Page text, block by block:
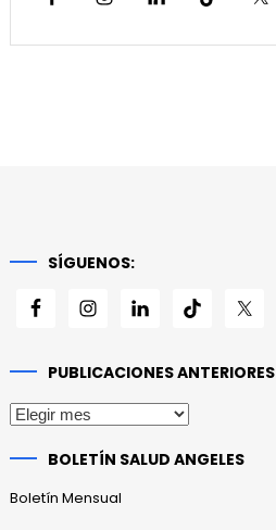
SÍGUENOS:
PUBLICACIONES ANTERIORES
Publicaciones
BOLETÍN SALUD ANGELES
Boletín Mensual